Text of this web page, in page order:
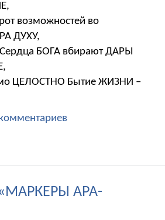
возможностей во
ДУХУ,
БОГА вбирают ДАРЫ
ЦЕЛОСТНО Бытие ЖИЗНИ –
АРА-